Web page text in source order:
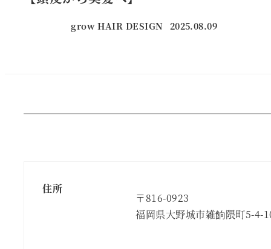
grow HAIR DESIGN 投稿日
2025.08.09
住所
〒816-0923
福岡県大野城市雑餉隈町5-4-